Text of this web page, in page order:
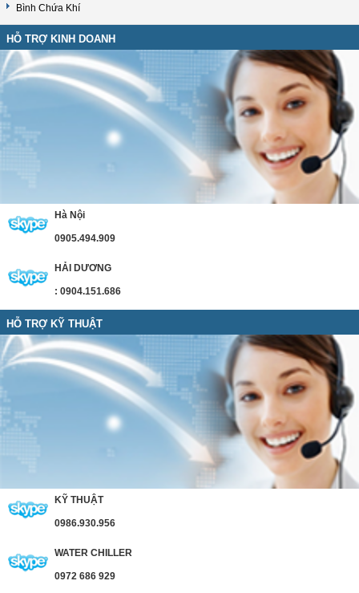
Bình Chứa Khí
HỖ TRỢ KINH DOANH
Hà Nội
0905.494.909
HẢI DƯƠNG
: 0904.151.686
HỖ TRỢ KỸ THUẬT
KỸ THUẬT
0986.930.956
WATER CHILLER
0972 686 929